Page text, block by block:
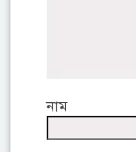
নাম